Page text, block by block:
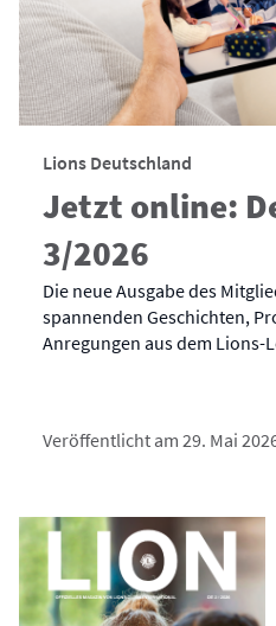
Lions Deutschland
Jetzt online:
3/2026
Die neue Ausgabe des
spannenden Geschichten,
Anregungen aus dem Lions-
Veröffentlicht am 29. Mai